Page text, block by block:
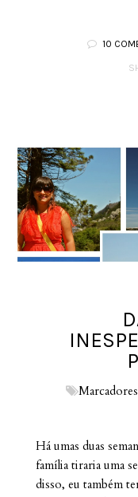
10
Há umas duas
família tiraria uma
disso, eu também